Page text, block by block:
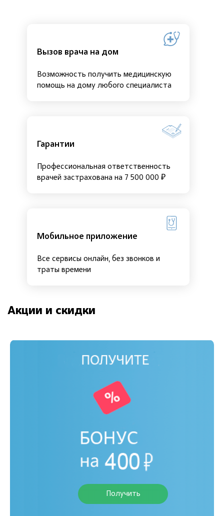
Вызов врача на дом
Возможность получить медицинскую
помощь на дому любого специалиста
Гарантии
Профессиональная ответственность
врачей застрахована на 7 500 000 ₽
Мобильное приложение
Все сервисы онлайн, без звонков и
траты времени
Акции и скидки
Получить